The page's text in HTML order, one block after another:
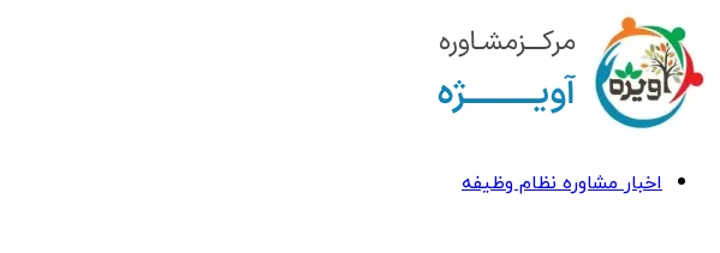
اخبار مشاوره نظام وظیفه